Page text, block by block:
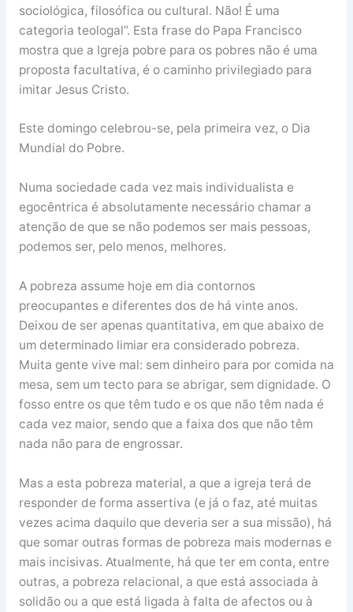
sociológica, filosófica ou cultural. Não! É uma
categoria teologal”. Esta frase do Papa Francisco
mostra que a Igreja pobre para os pobres não é uma
proposta facultativa, é o caminho privilegiado para
imitar Jesus Cristo.
Este domingo celebrou-se, pela primeira vez, o Dia
Mundial do Pobre.
Numa sociedade cada vez mais individualista e
egocêntrica é absolutamente necessário chamar a
atenção de que se não podemos ser mais pessoas,
podemos ser, pelo menos, melhores.
A pobreza assume hoje em dia contornos
preocupantes e diferentes dos de há vinte anos.
Deixou de ser apenas quantitativa, em que abaixo de
um determinado limiar era considerado pobreza.
Muita gente vive mal: sem dinheiro para por comida na
mesa, sem um tecto para se abrigar, sem dignidade. O
fosso entre os que têm tudo e os que não têm nada é
cada vez maior, sendo que a faixa dos que não têm
nada não para de engrossar.
Mas a esta pobreza material, a que a igreja terá de
responder de forma assertiva (e já o faz, até muitas
vezes acima daquilo que deveria ser a sua missão), há
que somar outras formas de pobreza mais modernas e
mais incisivas. Atualmente, há que ter em conta, entre
outras, a pobreza relacional, a que está associada à
solidão ou a que está ligada à falta de afectos ou à